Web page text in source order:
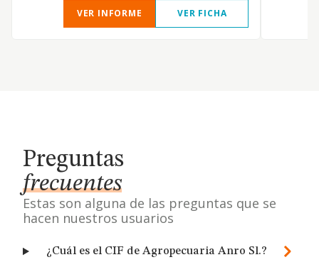
VER INFORME VER FICHA
Preguntas
frecuentes
Estas son alguna de las preguntas que se
hacen nuestros usuarios
¿Cuál es el CIF de Agropecuaria Anro Sl.?